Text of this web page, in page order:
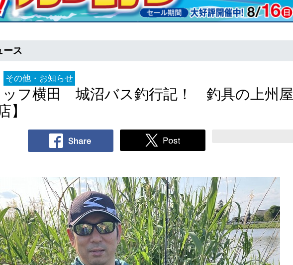
ース
その他・お知らせ
ッフ横田 城沼バス釣行記！ 釣具の上州屋
】